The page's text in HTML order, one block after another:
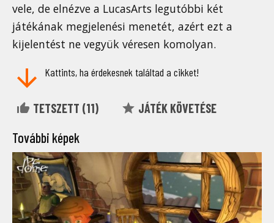
vele, de elnézve a LucasArts legutóbbi két
játékának megjelenési menetét, azért ezt a
kijelentést ne vegyük véresen komolyan.
Kattints, ha érdekesnek találtad a cikket!
TETSZETT (11) JÁTÉK KÖVETÉSE
További képek